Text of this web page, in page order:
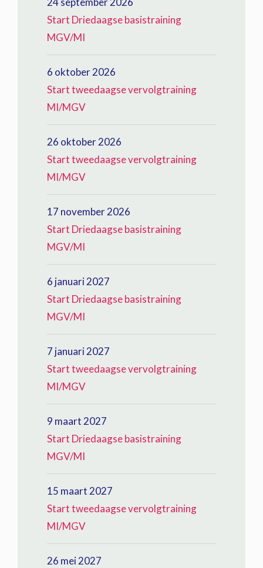
Start Driedaagse basistraining
MGV/MI
6 oktober 2026
Start tweedaagse vervolgtraining
MI/MGV
26 oktober 2026
Start tweedaagse vervolgtraining
MI/MGV
17 november 2026
Start Driedaagse basistraining
MGV/MI
6 januari 2027
Start Driedaagse basistraining
MGV/MI
7 januari 2027
Start tweedaagse vervolgtraining
MI/MGV
9 maart 2027
Start Driedaagse basistraining
MGV/MI
15 maart 2027
Start tweedaagse vervolgtraining
MI/MGV
26 mei 2027